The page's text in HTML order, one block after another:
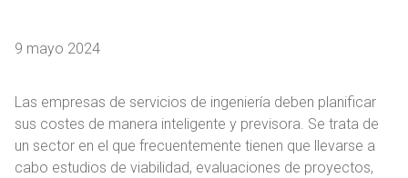
9 mayo 2024
Las empresas de servicios de ingeniería deben planificar
sus costes de manera inteligente y previsora. Se trata de
un sector en el que frecuentemente tienen que llevarse a
cabo estudios de viabilidad, evaluaciones de proyectos,